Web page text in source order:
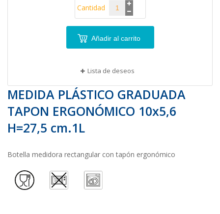
Cantidad
Añadir al carrito
Lista de deseos
MEDIDA PLÁSTICO GRADUADA
TAPON ERGONÓMICO 10x5,6
H=27,5 cm.1L
Botella medidora rectangular con tapón ergonómico